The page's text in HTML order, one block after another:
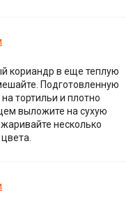
кориандр в еще теплую
Подготовленную
тортильи и плотно
выложите на сухую
несколько